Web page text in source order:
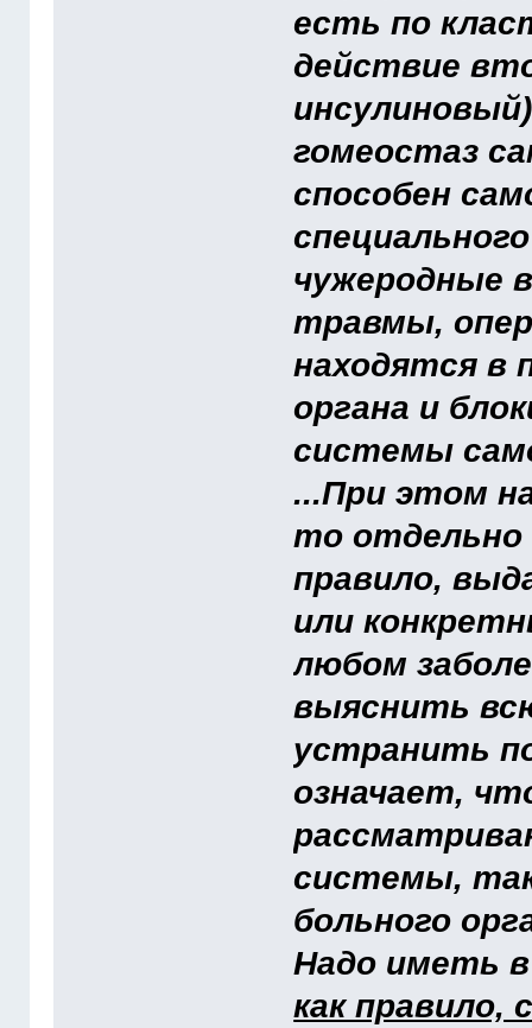
есть по
действие
гомеостаз
способен
чужеродные
травмы,
находятся в
органа и
системы
...При этом
то отдельно
правило,
или
любом
выяснить
устранить
означает,
системы,
больного
Надо иметь
как правило,